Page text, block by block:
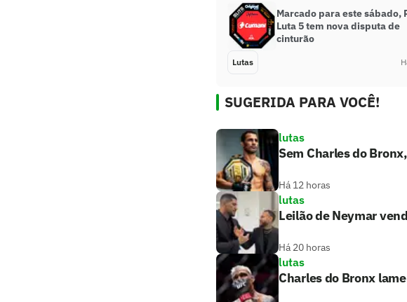
Marcado para este sábado,
Luta 5 tem nova disputa de
cinturão
Lutas
SUGERIDA PARA VOCÊ!
lutas
Sem Charles do
Há 12 horas
lutas
Leilão de Neymar
Há 20 horas
lutas
Charles do Bronx